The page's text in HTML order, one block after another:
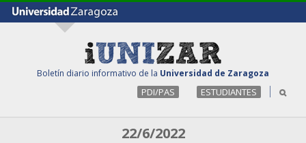
Boletín diario informativo de la Universidad de Zaragoza
PDI/PAS ESTUDIANTES
22/6/2022